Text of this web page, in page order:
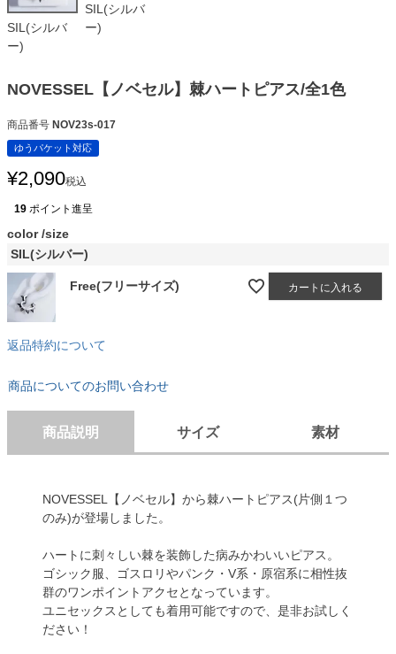
SIL(シルバ
ー)
SIL(シルバ
ー)
NOVESSEL【ノベセル】棘ハートピアス/全1色
商品番号 NOV23s-017
ゆうパケット対応
¥2,090税込
19 ポイント進呈
color size
SIL(シルバー)
Free(フリーサイズ) カートに入れる
返品特約について
商品についてのお問い合わせ
商品説明 サイズ 素材
NOVESSEL【ノベセル】から棘ハートピアス(片側１つ
のみ)が登場しました。
ハートに刺々しい棘を装飾した病みかわいいピアス。
ゴシック服、ゴスロリやパンク・V系・原宿系に相性抜
群のワンポイントアクセとなっています。
ユニセックスとしても着用可能ですので、是非お試しく
ださい！